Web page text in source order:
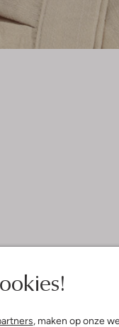
, maken op onze
&